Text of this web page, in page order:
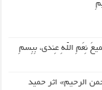
نِعَمِ اللّهِ عِندی، بِبِسمِ
الرحیم» اثر حمید